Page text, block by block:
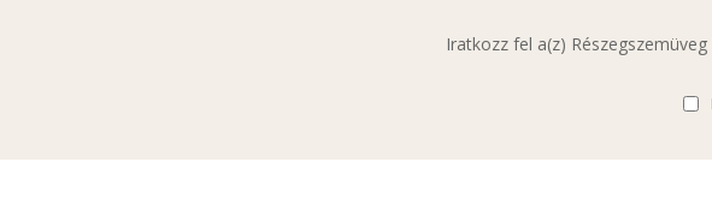
Iratkozz fel a(z) Részegszemüveg